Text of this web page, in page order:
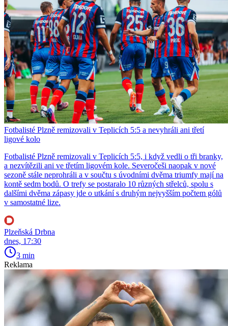
Fotbalisté Plzně remizovali v Teplicích 5:5 a nevyhráli ani třetí
ligové kolo
Fotbalisté Plzně remizovali v Teplicích 5:5, i když vedli o tři branky,
a nezvítězili ani ve třetím ligovém kole. Severočeši naopak v nové
sezoně stále neprohráli a v součtu s úvodními dvěma triumfy mají na
kontě sedm bodů. O trefy se postaralo 10 různých střelců, spolu s
dalšími dvěma zápasy jde o utkání s druhým nejvyšším počtem gólů
v samostatné lize.
Plzeňská Drbna
dnes, 17:30
3 min
Reklama